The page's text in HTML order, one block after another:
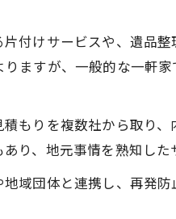
付けサービスや、遺品整
ますが、一般的な一軒
もりを複数社から取り
り、地元事情を熟知した
域団体と連携し、再発